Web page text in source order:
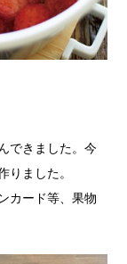
できました。今
りました。
カード等、果物